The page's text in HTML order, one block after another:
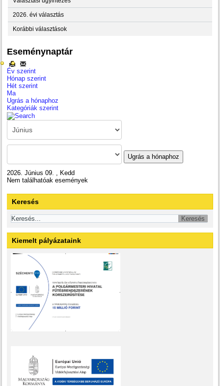
2026. évi választás
Korábbi választások
Eseménynaptár
Év szerint
Hónap szerint
Hét szerint
Ma
Ugrás a hónaphoz
Kategóriák szerint
Ugrás a hónaphoz
2026. Június 09. , Kedd
Nem találhatóak események
Keresés
Kiemelt pályázataink